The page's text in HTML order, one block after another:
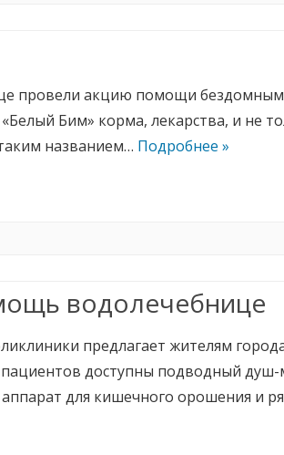
провели акцию помощи
Бим» корма, лекарства, и не
названием… Подробнее »
водолечебнице
предлагает жителям
пациентов доступны подводный
для кишечного орошения и